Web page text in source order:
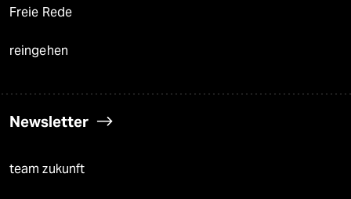
Freie Rede
reingehen
Newsletter
team zukunft